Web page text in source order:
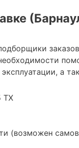
а
TX
(возможен